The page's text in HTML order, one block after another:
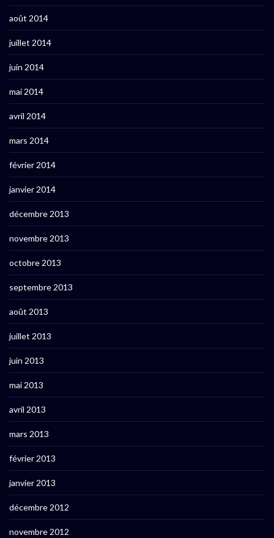
août 2014
juillet 2014
juin 2014
mai 2014
avril 2014
mars 2014
février 2014
janvier 2014
décembre 2013
novembre 2013
octobre 2013
septembre 2013
août 2013
juillet 2013
juin 2013
mai 2013
avril 2013
mars 2013
février 2013
janvier 2013
décembre 2012
novembre 2012